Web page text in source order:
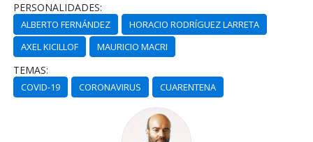
PERSONALIDADES:
ALBERTO FERNÁNDEZ
HORACIO RODRÍGUEZ LARRETA
AXEL KICILLOF
MAURICIO MACRI
TEMAS:
COVID-19 CORONAVIRUS CUARENTENA